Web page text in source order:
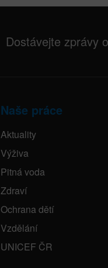
Dostávejte zprávy
Naše práce
Aktuality
Výživa
Pitná voda
Zdraví
Ochrana dětí
Vzdělání
UNICEF ČR